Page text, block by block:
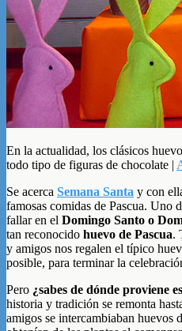
En la actualidad, los clásicos
todo tipo de figuras de chocolate |
Se acerca Semana Santa y con
famosas comidas de Pascua. Uno
fallar en el Domingo Santo o
tan reconocido huevo de Pascua.
y amigos nos regalen el típico
posible, para terminar la
Pero ¿sabes de dónde proviene
historia y tradición se remonta
amigos se intercambiaban huevos